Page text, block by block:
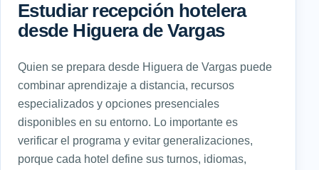
Estudiar recepción hotelera
desde Higuera de Vargas
Quien se prepara desde Higuera de Vargas puede
combinar aprendizaje a distancia, recursos
especializados y opciones presenciales
disponibles en su entorno. Lo importante es
verificar el programa y evitar generalizaciones,
porque cada hotel define sus turnos, idiomas,